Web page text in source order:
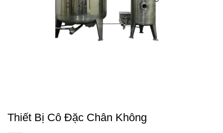
Thiết Bị Cô Đặc Chân Không